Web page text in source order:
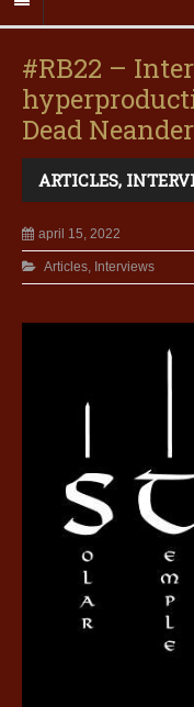
#RB22 –
Dead
ARTICLES,
april 15, 2022
Articles, Interviews